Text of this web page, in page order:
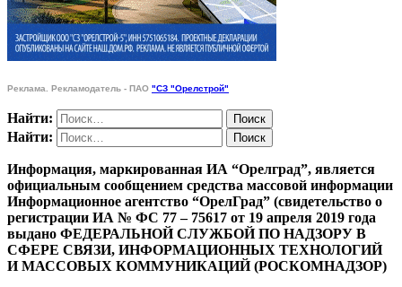
Реклама. Рекламодатель - ПАО "СЗ "Орелстрой"
Найти:
Найти:
Информация, маркированная ИА “Орелград”, является
официальным сообщением средства массовой информации
Информационное агентство “ОрелГрад” (свидетельство о
регистрации ИА № ФС 77 – 75617 от 19 апреля 2019 года
выдано ФЕДЕРАЛЬНОЙ СЛУЖБОЙ ПО НАДЗОРУ В
СФЕРЕ СВЯЗИ, ИНФОРМАЦИОННЫХ ТЕХНОЛОГИЙ
И МАССОВЫХ КОММУНИКАЦИЙ (РОСКОМНАДЗОР)